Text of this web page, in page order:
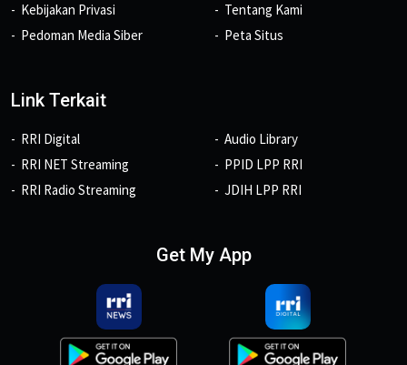
Kebijakan Privasi
Pedoman Media Siber
Tentang Kami
Peta Situs
Link Terkait
RRI Digital
RRI NET Streaming
RRI Radio Streaming
Audio Library
PPID LPP RRI
JDIH LPP RRI
Get My App